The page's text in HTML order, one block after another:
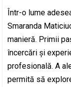
Într-o lume
Smaranda
manieră. Primii
încercări și
profesională. A
permită să